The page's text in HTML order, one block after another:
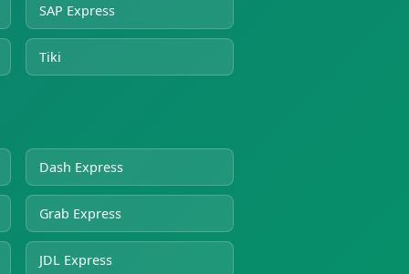
SAP Express
Tiki
Dash Express
Grab Express
JDL Express